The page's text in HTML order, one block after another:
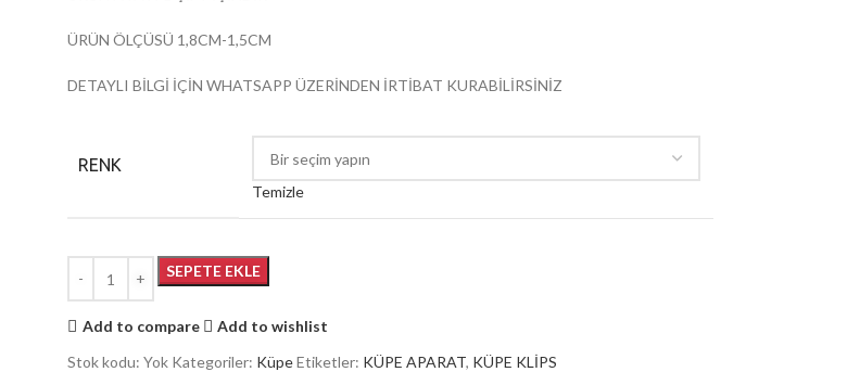
ÜRÜN ÖLÇÜSÜ 1,8CM-1,5CM
DETAYLI BİLGİ İÇİN WHATSAPP ÜZERİNDEN İRTİBAT KURABİLİRSİNİZ
RENK
Temizle
SEPETE EKLE
Add to compare
Add to wishlist
Stok kodu: Yok Kategoriler: KüpeEtiketler: KÜPE APARAT, KÜPE KLİPS